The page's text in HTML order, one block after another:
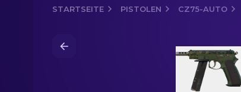
STARTSEITE PISTOLEN CZ75-AUTO
CZ75-Auto | Militärglanz